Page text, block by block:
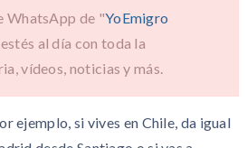
WhatsApp de "YoEmigro
al día con toda la
vídeos, noticias y más.
ejemplo, si vives en Chile, da igual